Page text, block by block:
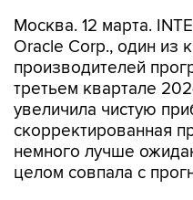
Москва. 12 марта.
Oracle Corp., один из
производителей
третьем квартале
увеличила чистую
скорректированная
немного лучше
целом совпала с